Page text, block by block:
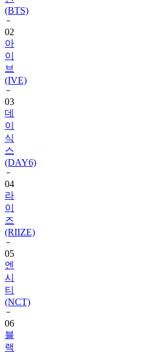
(BTS)
02
아
이
브
(IVE)
03
데
이
식
스
(DAY6)
04
라
이
즈
(RIIZE)
05
엔
시
티
(NCT)
06
블
랙